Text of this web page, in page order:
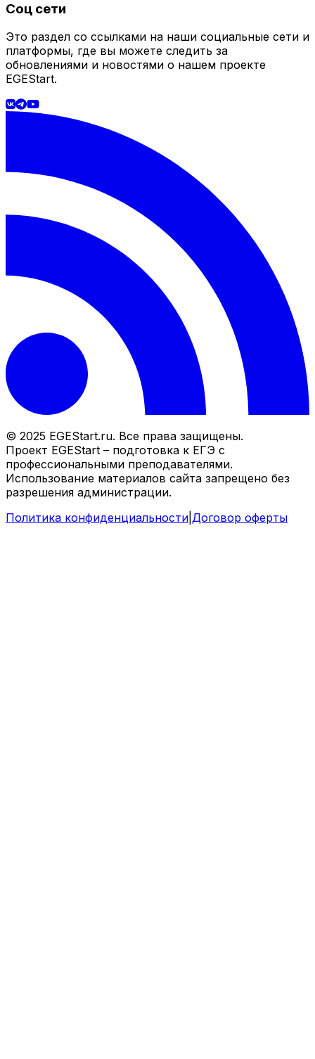
Соц сети
Это раздел со ссылками на наши социальные сети и
платформы, где вы можете следить за
обновлениями и новостями о нашем проекте
EGEStart.
© 2025 EGEStart.ru. Все права защищены.
Проект EGEStart – подготовка к ЕГЭ с
профессиональными преподавателями.
Использование материалов сайта запрещено без
разрешения администрации.
Политика конфиденциальности Договор оферты